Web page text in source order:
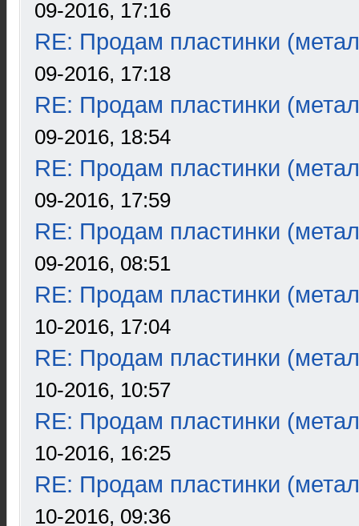
09-2016, 17:16
RE: Продам пластинки
09-2016, 17:18
RE: Продам пластинки
09-2016, 18:54
RE: Продам пластинки
09-2016, 17:59
RE: Продам пластинки
09-2016, 08:51
RE: Продам пластинки
10-2016, 17:04
RE: Продам пластинки
10-2016, 10:57
RE: Продам пластинки
10-2016, 16:25
RE: Продам пластинки
10-2016, 09:36